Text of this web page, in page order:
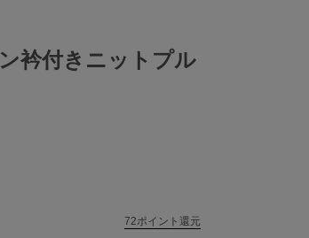
衿付きニットプル
72ポイント還元